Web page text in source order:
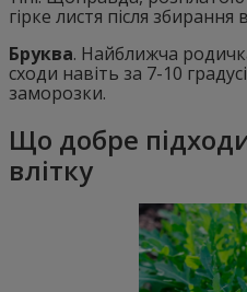
гірке листя після
Бруква. Найближча
сходи навіть за 7-10
заморозки.
Що добре
влітку